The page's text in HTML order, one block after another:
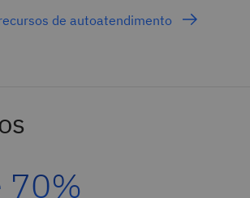
de autoatendimento
70%